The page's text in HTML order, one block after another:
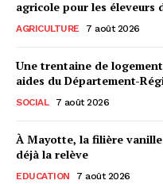
agricole pour les éleveurs
AGRICULTURE 7 août 2026
Une trentaine de
aides du Département-
SOCIAL 7 août 2026
À Mayotte, la filière
déjà la relève
EDUCATION 7 août 2026